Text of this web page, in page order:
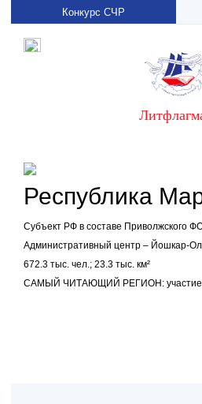
Конкурс СЧР
Республика
Субъект РФ в составе Приволжского
Административный центр – Йошкар-
672.3 тыс. чел.; 23.3 тыс. км²
САМЫЙ ЧИТАЮЩИЙ РЕГИОН: участие в